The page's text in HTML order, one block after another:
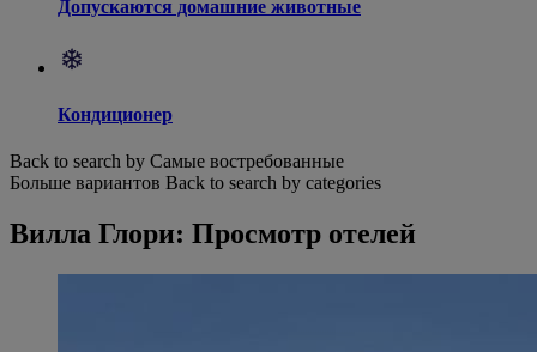
Допускаются домашние животные
Кондиционер
Back to search by Самые востребованные
Больше вариантов Back to search by categories
Вилла Глори: Просмотр отелей